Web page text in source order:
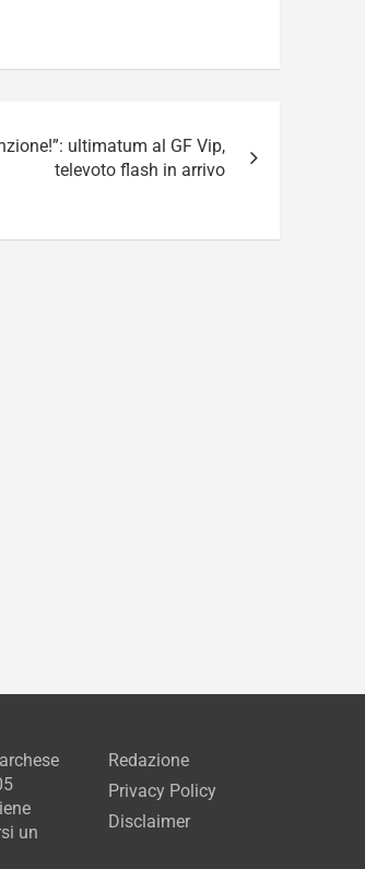
ultimatum al GF Vip,
televoto flash in arrivo
un
Redazione
Privacy Policy
Disclaimer